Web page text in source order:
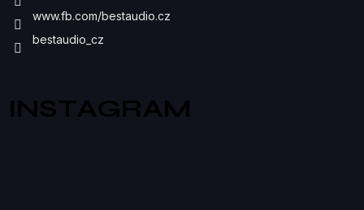
www.fb.com/bestaudio.cz
bestaudio_cz
INSTAGRAM